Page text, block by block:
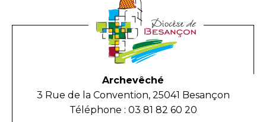
Archevêché
3 Rue de la Convention, 25041 Besançon
Téléphone : 03 81 82 60 20